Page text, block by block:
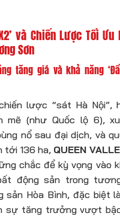
và Chiến Lược Tối
Sơn
tăng giá và khả năng
lược “sát Hà Nội”,
mẽ (như Quốc lộ 6),
nổ sau đại dịch, và
tới 136 ha, QUEEN
chắc để kỳ vọng vào
động sản trong
sản Hòa Bình, đặc biệt
sự tăng trưởng vượt